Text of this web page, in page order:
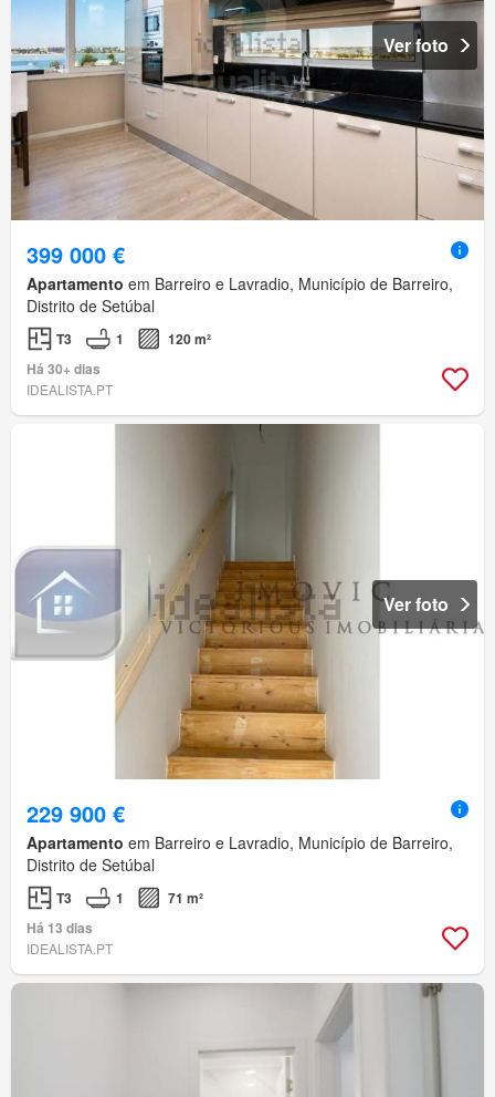
Ver foto
399 000 €
Apartamento em Barreiro e Lavradio, Município de Barreiro,
Distrito de Setúbal
T3 1
120 m²
Há 30+ dias
IDEALISTA.PT
Ver foto
229 900 €
Apartamento em Barreiro e Lavradio, Município de Barreiro,
Distrito de Setúbal
T3 1
71 m²
Há 13 dias
IDEALISTA.PT